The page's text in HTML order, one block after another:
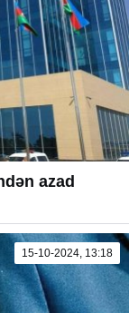
azad
15-10-2024, 13:18